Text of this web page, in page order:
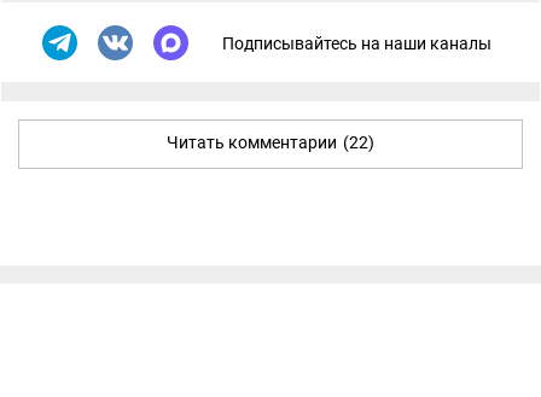
Подписывайтесь на наши каналы
Читать комментарии (22)